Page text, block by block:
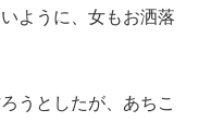
ように、女もお洒落
うとしたが、あちこ